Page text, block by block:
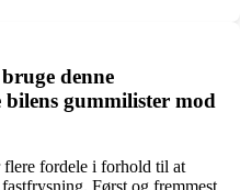
denne
gummilister mod
fordele i forhold til at